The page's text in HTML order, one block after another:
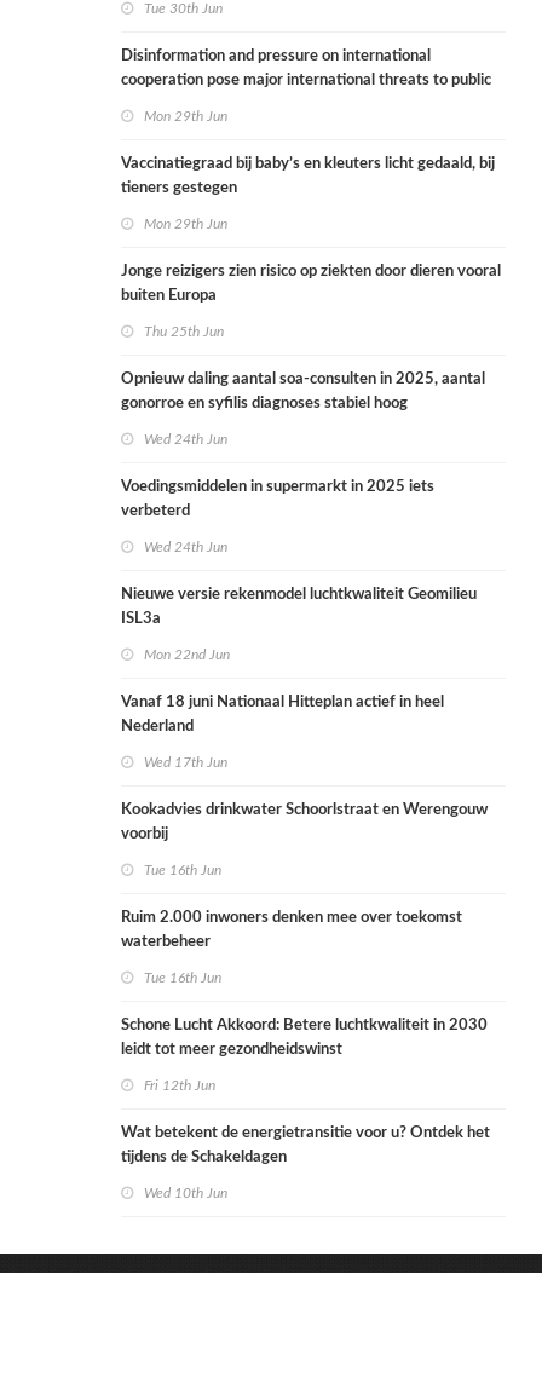
Tue 30th Jun
Disinformation and pressure on international
cooperation pose major international threats to public
Mon 29th Jun
Vaccinatiegraad bij baby’s en kleuters licht gedaald, bij
tieners gestegen
Mon 29th Jun
Jonge reizigers zien risico op ziekten door dieren vooral
buiten Europa
Thu 25th Jun
Opnieuw daling aantal soa-consulten in 2025, aantal
gonorroe en syfilis diagnoses stabiel hoog
Wed 24th Jun
Voedingsmiddelen in supermarkt in 2025 iets
verbeterd
Wed 24th Jun
Nieuwe versie rekenmodel luchtkwaliteit Geomilieu
ISL3a
Mon 22nd Jun
Vanaf 18 juni Nationaal Hitteplan actief in heel
Nederland
Wed 17th Jun
Kookadvies drinkwater Schoorlstraat en Werengouw
voorbij
Tue 16th Jun
Ruim 2.000 inwoners denken mee over toekomst
waterbeheer
Tue 16th Jun
Schone Lucht Akkoord: Betere luchtkwaliteit in 2030
leidt tot meer gezondheidswinst
Fri 12th Jun
Wat betekent de energietransitie voor u? Ontdek het
tijdens de Schakeldagen
Wed 10th Jun